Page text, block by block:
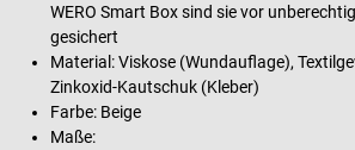
WERO Smart Box sind sie vor
gesichert
Material: Viskose (Wundauflage),
Zinkoxid-Kautschuk (Kleber)
Farbe: Beige
Maße: